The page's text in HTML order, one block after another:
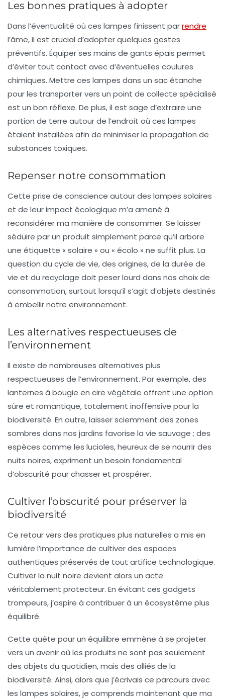
Les bonnes pratiques à adopter
Dans l’éventualité où ces lampes finissent parrendre
l’âme, il est crucial d’adopter quelques gestes
préventifs. Équiper ses mains de gants épais permet
d’éviter tout contact avec d’éventuelles coulures
chimiques. Mettre ces lampes dans un sac étanche
pour les transporter vers un point de collecte spécialisé
est un bon réflexe. De plus, il est sage d’extraire une
portion de terre autour de l’endroit où ces lampes
étaient installées afin de minimiser la propagation de
substances toxiques.
Repenser notre consommation
Cette prise de conscience autour des lampes solaires
et de leur impact écologique m’a amené à
reconsidérer ma manière de consommer. Se laisser
séduire par un produit simplement parce qu’il arbore
une étiquette « solaire » ou « écolo » ne suffit plus. La
question du cycle de vie, des origines, de la durée de
vie et du recyclage doit peser lourd dans nos choix de
consommation, surtout lorsqu’il s’agit d’objets destinés
à embellir notre environnement.
Les alternatives respectueuses de
l’environnement
Il existe de nombreuses alternatives plus
respectueuses de l’environnement. Par exemple, des
lanternes à bougie en cire végétale offrent une option
sûre et romantique, totalement inoffensive pour la
biodiversité. En outre, laisser sciemment des zones
sombres dans nos jardins favorise la vie sauvage ; des
espèces comme les lucioles, heureux de se nourrir des
nuits noires, expriment un besoin fondamental
d’obscurité pour chasser et prospérer.
Cultiver l’obscurité pour préserver la
biodiversité
Ce retour vers des pratiques plus naturelles a mis en
lumière l’importance de cultiver des espaces
authentiques préservés de tout artifice technologique.
Cultiver la nuit noire devient alors un acte
véritablement protecteur. En évitant ces gadgets
trompeurs, j’aspire à contribuer à un écosystème plus
équilibré.
Cette quête pour un équilibre emmène à se projeter
vers un avenir où les produits ne sont pas seulement
des objets du quotidien, mais des alliés de la
biodiversité. Ainsi, alors que j’écrivais ce parcours avec
les lampes solaires, je comprends maintenant que ma